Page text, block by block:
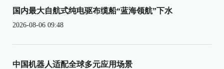
国内最大自航式纯电驱布缆船“蓝海领航”下水
2026-08-06 09:48
中国机器人适配全球多元应用场景